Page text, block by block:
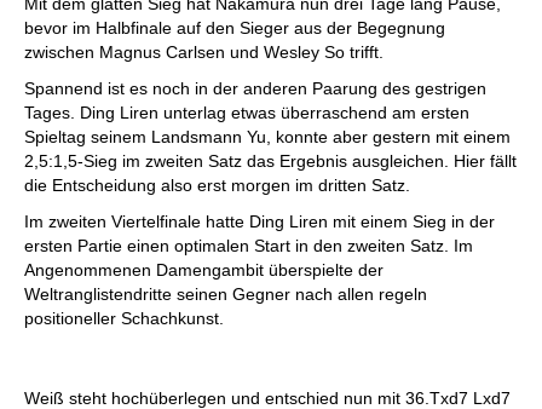
bevor im Halbfinale auf den Sieger aus der Begegnung
zwischen Magnus Carlsen und Wesley So trifft.
Spannend ist es noch in der anderen Paarung des gestrigen
Tages. Ding Liren unterlag etwas überraschend am ersten
Spieltag seinem Landsmann Yu, konnte aber gestern mit einem
2,5:1,5-Sieg im zweiten Satz das Ergebnis ausgleichen. Hier fällt
die Entscheidung also erst morgen im dritten Satz.
Im zweiten Viertelfinale hatte Ding Liren mit einem Sieg in der
ersten Partie einen optimalen Start in den zweiten Satz. Im
Angenommenen Damengambit überspielte der
Weltranglistendritte seinen Gegner nach allen regeln
positioneller Schachkunst.
Weiß steht hochüberlegen und entschied nun mit 36.Txd7 Lxd7